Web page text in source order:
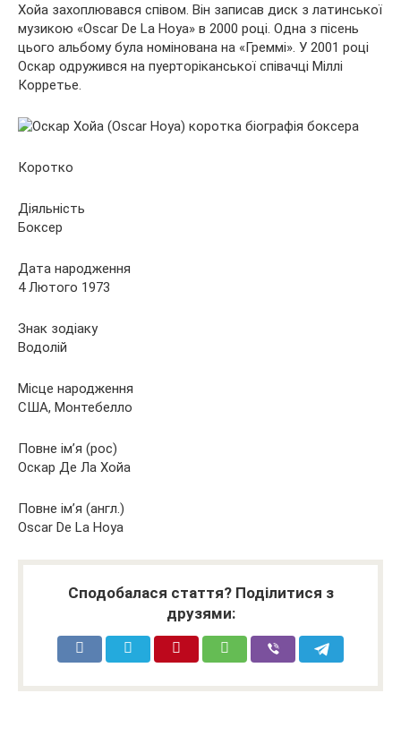
Хойа захоплювався співом. Він записав диск з латинської
музикою «Oscar De La Hoya» в 2000 році. Одна з пісень
цього альбому була номінована на «Греммі». У 2001 році
Оскар одружився на пуерторіканської співачці Міллі
Корретье.
Коротко
Діяльність
Боксер
Дата народження
4 Лютого 1973
Знак зодіаку
Водолій
Місце народження
США, Монтебелло
Повне ім’я (рос)
Оскар Де Ла Хойа
Повне ім’я (англ.)
Oscar De La Hoya
Сподобалася стаття? Поділитися з
друзями: